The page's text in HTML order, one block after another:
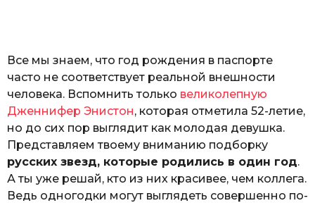
Все мы знаем, что год рождения в паспорте
часто не соответствует реальной внешности
человека. Вспомнить только великолепную
Дженнифер Энистон, которая отметила 52-летие,
но до сих пор выглядит как молодая девушка.
Представляем твоему вниманию подборку
русских звезд, которые родились в один год.
А ты уже решай, кто из них красивее, чем коллега.
Ведь одногодки могут выглядеть совершенно по-